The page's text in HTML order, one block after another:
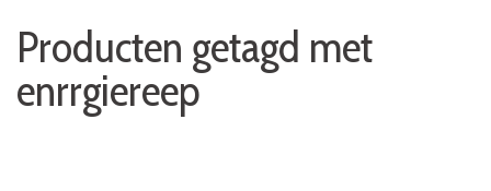
Producten getagd met
enrrgiereep